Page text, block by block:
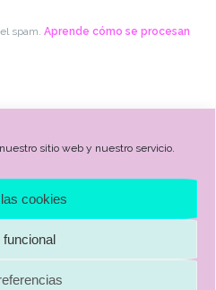
sitio web y nuestro servicio.
cookies
funcional
spam. Aprende cómo se procesan